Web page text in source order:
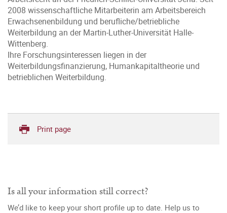
2008 wissenschaftliche Mitarbeiterin am Arbeitsbereich
Erwachsenenbildung und berufliche/betriebliche
Weiterbildung an der Martin-Luther-Universität Halle-
Wittenberg.
Ihre Forschungsinteressen liegen in der
Weiterbildungsfinanzierung, Humankapitaltheorie und
betrieblichen Weiterbildung.
Print page
Is all your information still correct?
We’d like to keep your short profile up to date. Help us to